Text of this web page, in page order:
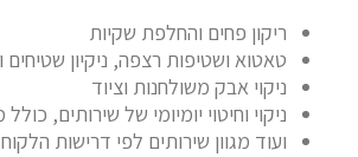
ריקון פחים והחלפת שקיות
טאטוא ושטיפות רצפה, ניקיון
ניקוי אבק משולחנות וציוד
ניקוי וחיטוי יומיומי של שירותים, כולל
ועוד מגוון שירותים לפי דרישות הלקוח